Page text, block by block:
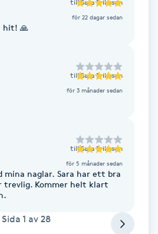
till Sara Eriksson
för 22 dagar sedan
hit! 🙏
till Sara Eriksson
för 3 månader sedan
till Sara Eriksson
för 5 månader sedan
mina naglar. Sara har ett bra
trevlig. Kommer helt klart
Sida 1 av 28